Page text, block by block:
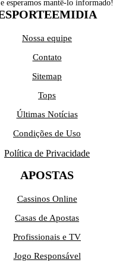
esperamos mantê-lo informado!
Nossa equipe
Contato
Sitemap
Tops
Últimas Notícias
Condições de Uso
Política de Privacidade
APOSTAS
Cassinos Online
Casas de Apostas
Profissionais e TV
Jogo Responsável